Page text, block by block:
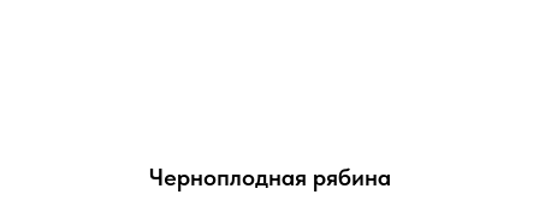
Черноплодная рябина